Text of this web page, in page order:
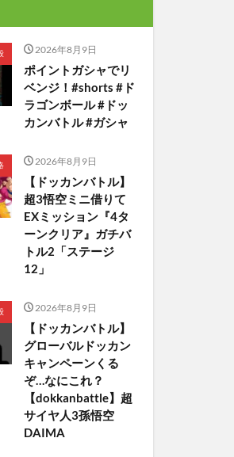
2026年8月9日
ポイントガシャでリ
ベンジ！#shorts #ド
ラゴンボール #ドッ
カンバトル #ガシャ
2026年8月9日
【ドッカンバトル】
超3悟空ミニ借りて
EXミッション『4タ
ーンクリア』ガチバ
トル2「ステージ
12」
2026年8月9日
【ドッカンバトル】
グローバルドッカン
キャンペーンくる
ぞ…なにこれ？
【dokkanbattle】超
サイヤ人3孫悟空
DAIMA